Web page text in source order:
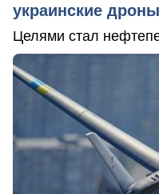
украинские
Целями стал